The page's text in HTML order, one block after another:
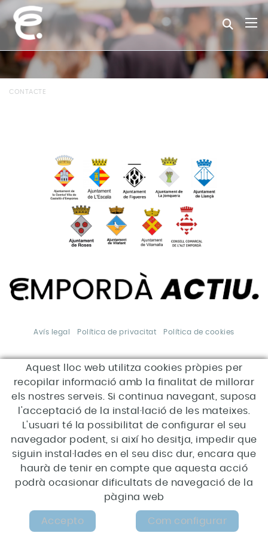
CONTACTE
Avís legal Política de privacitat Política de cookies
*Aquesta acció està
subvencionada pel Servei Públic
d'Ocupació de Catalunya en el
marc dels Programes de suport
al desenvolupament local.
Aquest lloc web utilitza cookies pròpies per
recopilar informació amb la finalitat de millorar
els nostres serveis. Si continua navegant, suposa
l'acceptació de la instal·lació de les mateixes.
L'usuari té la possibilitat de configurar el seu
navegador podent, si així ho desitja, impedir que
siguin instal·lades en el seu disc dur, encara que
haurà de tenir en compte que aquesta acció
podrà ocasionar dificultats de navegació de la
pàgina web
Accepto Com configurar